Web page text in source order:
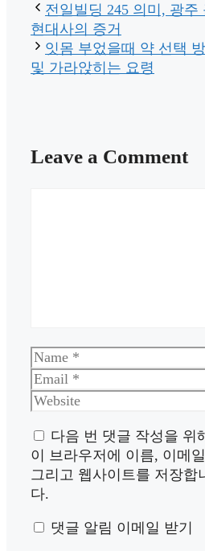
전일빌딩 245 의미, 광주
현대사의 증거
잇몸 부었을때 약 선택
및 가라앉히는 요령
Leave a Comment
Name
Email
Website
다음 번 댓글 작성을 위
이 브라우저에 이름, 이메
그리고 웹사이트를 저장합
다.
댓글 알림 이메일 받기